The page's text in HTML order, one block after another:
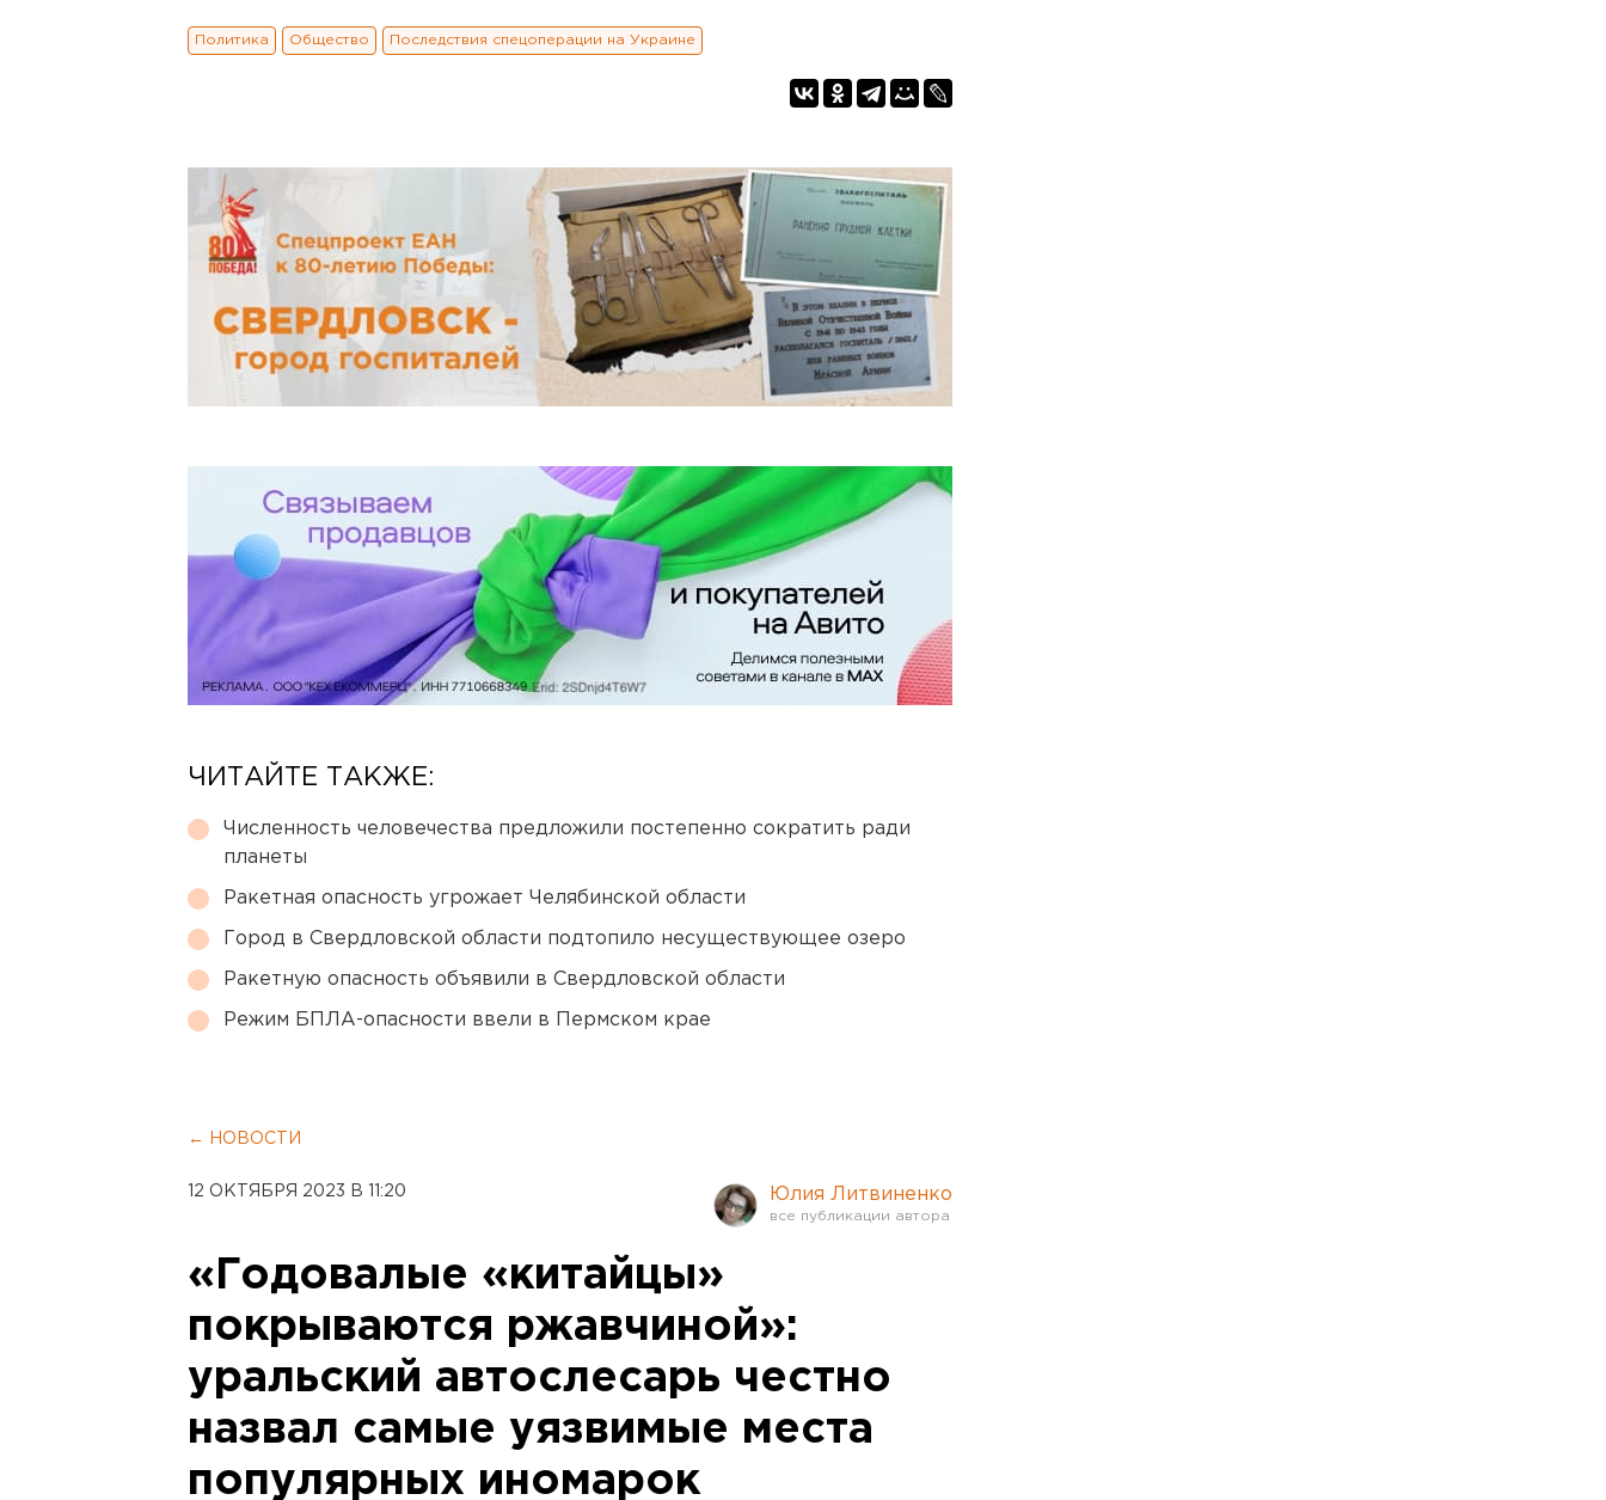
Политика Общество Последствия спецоперации на Украине
ЧИТАЙТЕ ТАКЖЕ:
Численность человечества предложили постепенно сократить ради
планеты
Ракетная опасность угрожает Челябинской области
Город в Свердловской области подтопило несуществующее озеро
Ракетную опасность объявили в Свердловской области
Режим БПЛА-опасности ввели в Пермском крае
← НОВОСТИ
12 ОКТЯБРЯ 2023 В 11:20 Юлия Литвиненко
«Годовалые «китайцы»
покрываются ржавчиной»:
уральский автослесарь честно
назвал самые уязвимые места
популярных иномарок